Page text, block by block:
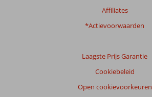
Affiliates
*Actievoorwaarden
Laagste Prijs Garantie
Cookiebeleid
Open cookievoorkeuren